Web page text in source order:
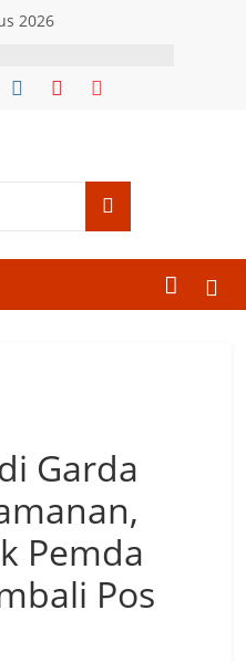
2026
Garda
Pemda
Pos